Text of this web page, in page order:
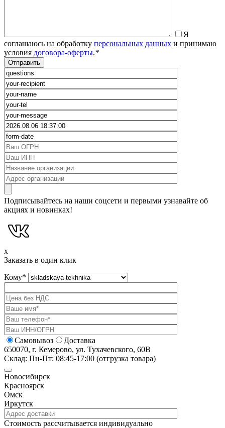
Я
соглашаюсь на обработку персональных данных и принимаю
условия договора-оферты.*
Подписывайтесь на наши соцсети и первыми узнавайте об
акциях и новинках!
x
Заказать в один клик
Кому*
Самовывоз
Доставка
650070, г. Кемерово, ул. Тухачевского, 60В
Склад: Пн-Пт: 08:45-17:00 (отгрузка товара)
Новосибирск
Красноярск
Омск
Иркутск
Cтоимость рассчитывается индивидуально